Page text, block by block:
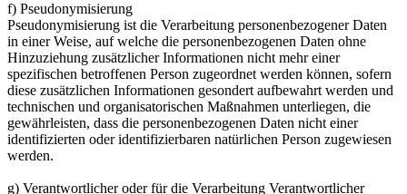
f) Pseudonymisierung
Pseudonymisierung ist die Verarbeitung personenbezogener Daten
in einer Weise, auf welche die personenbezogenen Daten ohne
Hinzuziehung zusätzlicher Informationen nicht mehr einer
spezifischen betroffenen Person zugeordnet werden können, sofern
diese zusätzlichen Informationen gesondert aufbewahrt werden und
technischen und organisatorischen Maßnahmen unterliegen, die
gewährleisten, dass die personenbezogenen Daten nicht einer
identifizierten oder identifizierbaren natürlichen Person zugewiesen
werden.
g) Verantwortlicher oder für die Verarbeitung Verantwortlicher